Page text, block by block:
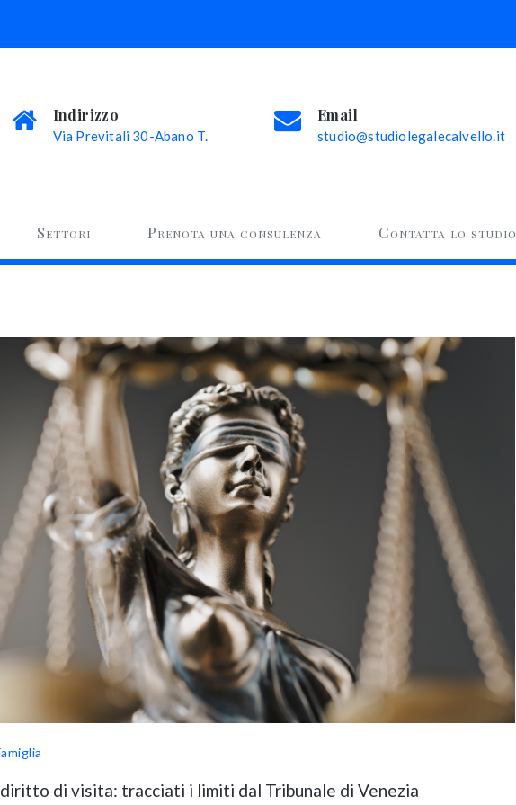
Indirizzo
Via Previtali 30-Abano T.
Email
studio@studiolegalecalvello.it
Settori Prenota una consulenza Contatta lo studio
di visita: tracciati i limiti dal Tribunale di Venezia